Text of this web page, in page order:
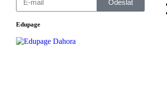
Odeslat
Edupage